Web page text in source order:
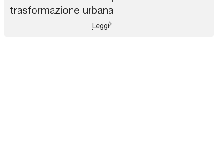
trasformazione urbana
Leggi